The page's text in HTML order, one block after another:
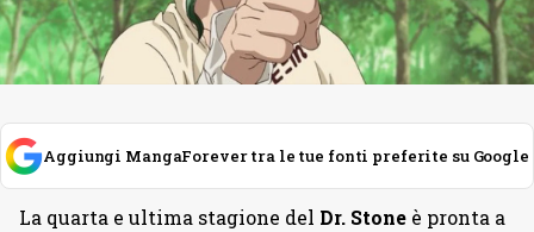
Aggiungi MangaForever tra le tue fonti preferite su Google
La quarta e ultima stagione del Dr. Stone è pronta a